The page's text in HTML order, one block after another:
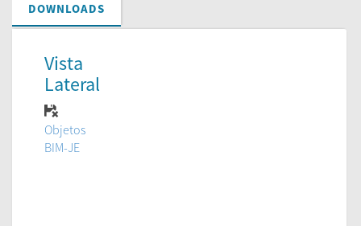
DOWNLOADS
Vista
Lateral
Objetos
BIM-JE